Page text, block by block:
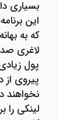
بسیاری
این
که به
لاغری صد
پول
پیروی از
نخواهند
لینکی